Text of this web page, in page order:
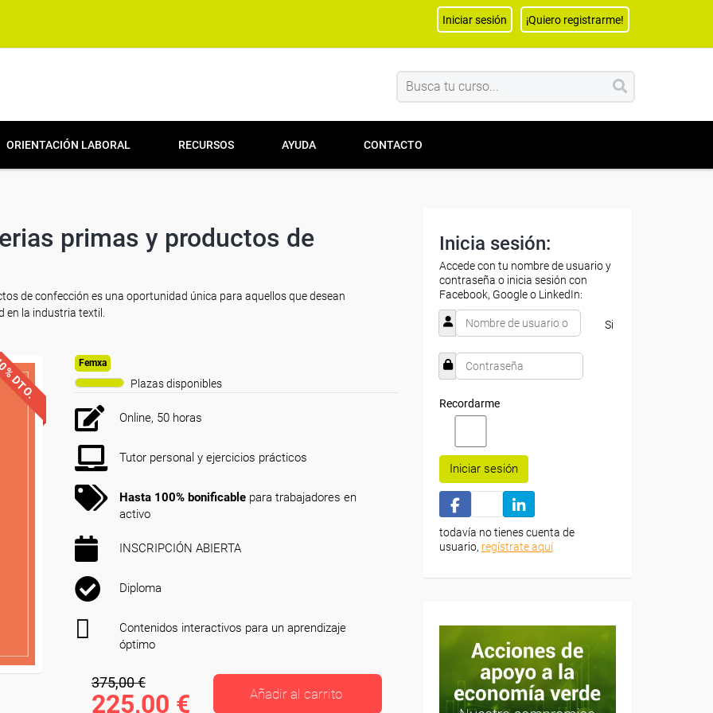
Iniciar sesión ¡Quiero registrarme!
ORIENTACIÓN LABORAL RECURSOS AYUDA CONTACTO
primas y productos de
de confección es una oportunidad única para aquellos que desean
la industria textil.
DTO. Femxa
Plazas disponibles
Online, 50 horas
Tutor personal y ejercicios prácticos
Hasta 100% bonificable para trabajadores en
activo
INSCRIPCIÓN ABIERTA
Diploma
Contenidos interactivos para un aprendizaje
óptimo
375,00 €
225,00 € Añadir al carrito
Inicia sesión:
Accede con tu nombre de usuario y
contraseña o inicia sesión con
Facebook, Google o LinkedIn:
Recordarme
Iniciar sesión
Si
todavía no tienes cuenta de
usuario, regístrate aquí